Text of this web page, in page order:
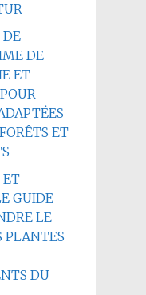
DE
DE
ET
ET
ET
GUIDE
LE
PLANTES
DU